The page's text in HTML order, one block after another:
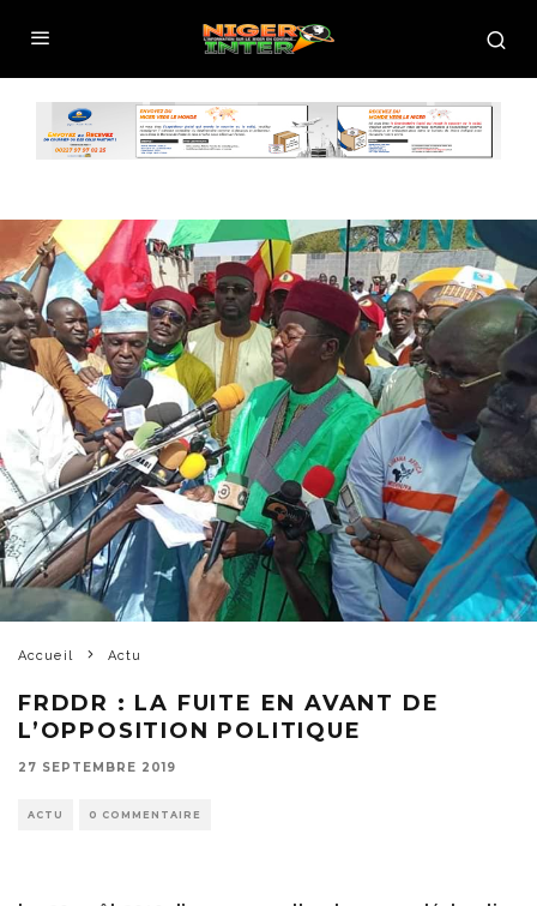
Accueil Actu
FRDDR : LA FUITE EN AVANT DE
L’OPPOSITION POLITIQUE
27 SEPTEMBRE 2019
ACTU 0 COMMENTAIRE